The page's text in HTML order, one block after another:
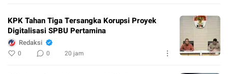
KPK Tahan Tiga Tersangka Korupsi Proyek
Digitalisasi SPBU Pertamina
Redaksi
0 0 20 jam